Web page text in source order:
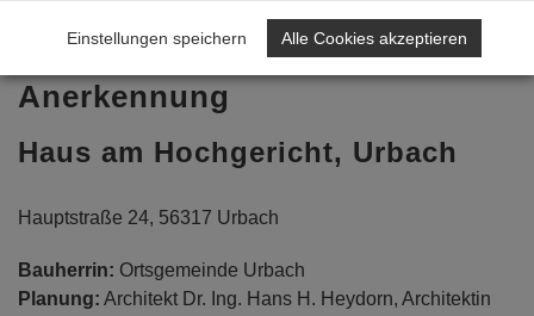
Anerkennung
Haus am Hochgericht, Urbach
Hauptstraße 24, 56317 Urbach
Bauherrin: Ortsgemeinde Urbach
Planung: Architekt Dr. Ing. Hans H. Heydorn, Architektin
Einstellungen speichern Alle Cookies akzeptieren